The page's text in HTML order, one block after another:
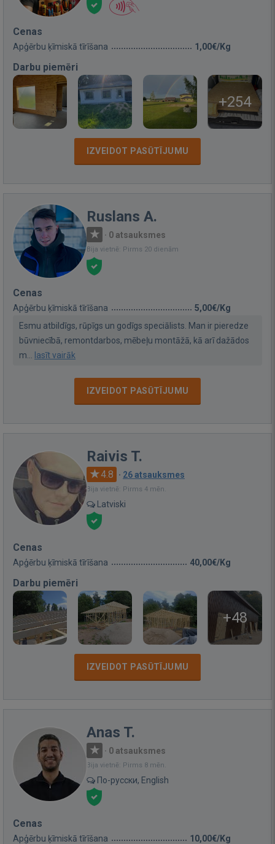
Cenas
Apģērbu ķīmiskā tīrīšana 1,00€/Kg
Darbu piemēri
+254
IZVEIDOT PASŪTĪJUMU
Ruslans A.
· 0 atsauksmes
Bija vietnē: Pirms 20 dienām
Cenas
Apģērbu ķīmiskā tīrīšana
5,00€/Kg
Esmu atbildīgs, rūpīgs un godīgs speciālists. Man ir pieredze
būvniecībā, remontdarbos, mēbeļu montāžā, kā arī dažādos
m... lasīt vairāk
IZVEIDOT PASŪTĪJUMU
Raivis T.
4.8 · 26 atsauksmes
Bija vietnē: Pirms 4 mēn.
Latviski
Cenas
Apģērbu ķīmiskā tīrīšana 40,00€/Kg
Darbu piemēri
+48
IZVEIDOT PASŪTĪJUMU
Anas T.
· 0 atsauksmes
Bija vietnē: Pirms 8 mēn.
По-русски, English
Cenas
Apģērbu ķīmiskā tīrīšana 10,00€/Kg